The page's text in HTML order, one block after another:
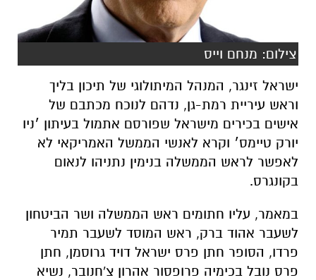
צילום: מנחם וייס
ישראל זינגר, המנהל המיתולוגי של תיכון בליך
וראש עיריית רמת-גן, נדהם לנוכח מכתבם של
אישים בכירים מישראל שפורסם אתמול בעיתון ׳ניו
יורק טיימס׳ וקרא לאנשי הממשל האמריקאי לא
לאפשר לראש הממשלה בנימין נתניהו לנאום
בקונגרס.
במאמר, עליו חתומים ראש הממשלה ושר הביטחון
לשעבר אהוד ברק, ראש המוסד לשעבר תמיר
פרדו, הסופר חתן פרס ישראל דויד גרוסמן, חתן
פרס נובל בכימיה פרופסור אהרון צ'חנובר, נשיא